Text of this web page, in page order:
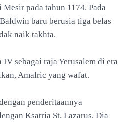
pada tahun 1174. Pada
baru berusia tiga belas
naik takhta.
IV sebagai raja Yerusalem di era
Amalric yang wafat.
penderitaannya
Ksatria St. Lazarus. Dia